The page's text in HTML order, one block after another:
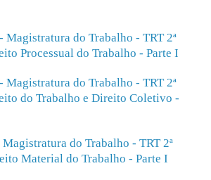
Magistratura do Trabalho - TRT 2ª
Processual do Trabalho - Parte I
Magistratura do Trabalho - TRT 2ª
do Trabalho e Direito Coletivo -
do Trabalho - TRT 2ª
Material do Trabalho - Parte I